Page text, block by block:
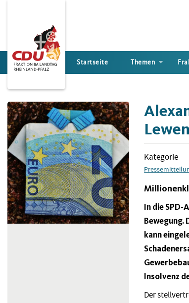
Startseite Themen
Kategorie
In die
Bewegung.
kann
Insolvenz
Der